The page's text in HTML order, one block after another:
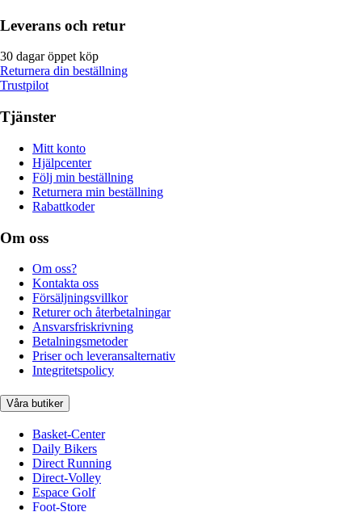
Leverans och retur
30 dagar öppet köp
Returnera din beställning
Trustpilot
Tjänster
Mitt konto
Hjälpcenter
Följ min beställning
Returnera min beställning
Rabattkoder
Om oss
Om oss?
Kontakta oss
Försäljningsvillkor
Returer och återbetalningar
Ansvarsfriskrivning
Betalningsmetoder
Priser och leveransalternativ
Integritetspolicy
Våra butiker
Basket-Center
Daily Bikers
Direct Running
Direct-Volley
Espace Golf
Foot-Store